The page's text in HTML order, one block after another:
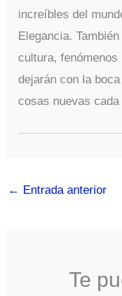
increíbles del
Elegancia.
cultura,
dejarán con la
cosas nuevas
← Entrada anterior
Te